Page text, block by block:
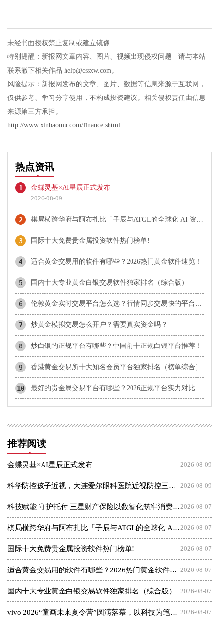
未经书面授权禁止复制或建立镜像
特别提醒：新报网文章内容、图片、视频出现侵权问题，请与本站
联系撤下相关作品 help@cssxw.com。
风险提示：新报网发布的文章、图片、数据等信息来源于互联网，
仅供参考、学习分享使用，不构成投资建议。相关侵权责任由信息
来源第三方承担。
http://www.xinbaomu.com/finance.shtml
热点资讯
1
金蝶灵基×AI星辰正式发布
2026-08-09
2 棋局横跨华府与阿布扎比「子辰与ATGL的全球化 AI 资本突围战」
3 国际十大免费贵金属投资软件热门榜单!
4 适合黄金交易用的软件有哪些？2026热门黄金软件速览！
5 国内十大专业黄金白银交易软件独家排名（综合版）
6 伦敦黄金实时交易平台怎么选？行情同步交易快的平台盘点
7 炒黄金模拟交易怎么开户？需要真实资金吗？
8 炒白银的正规平台有哪些？中国前十正规白银平台推荐！
9 香港黄金交易所十大知名会员平台独家排名（榜单综合）
10 最好的贵金属交易平台有哪些？2026正规平台实力对比
推荐阅读
2026-08-09
金蝶灵基×AI星辰正式发布
2026-08-09
科学防控孩子近视，大连爱尔眼科医院近视防控三大倡议发布会
2026-08-07
科技赋能 守护托付 三星财产保险以数智化筑牢消费者权益保护屏障
2026-08-07
棋局横跨华府与阿布扎比「子辰与ATGL的全球化 AI 资本突围战」
2026-08-07
国际十大免费贵金属投资软件热门榜单!
2026-08-07
适合黄金交易用的软件有哪些？2026热门黄金软件速览！
2026-08-07
国内十大专业黄金白银交易软件独家排名（综合版）
2026-08-07
vivo 2026“童画未来夏令营”圆满落幕，以科技为笔，绘就美育未来